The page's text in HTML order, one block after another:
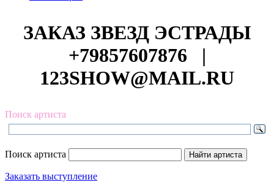
ЗАКАЗ ЗВЕЗД ЭСТРАДЫ
+79857607876
|
123SHOW@MAIL.RU
Поиск артиста
Поиск артиста
Заказать выступление